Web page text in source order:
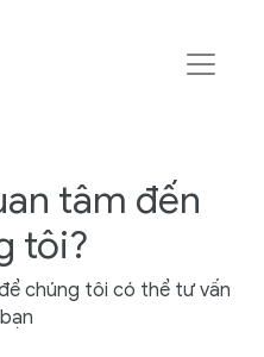
tâm đến
tôi?
chúng tôi có thể tư vấn